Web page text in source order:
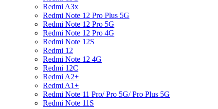
Redmi A3x
Redmi Note 12 Pro Plus 5G
Redmi Note 12 Pro 5G
Redmi Note 12 Pro 4G
Redmi Note 12S
Redmi 12
Redmi Note 12 4G
Redmi 12C
Redmi A2+
Redmi A1+
Redmi Note 11 Pro/ Pro 5G/ Pro Plus 5G
Redmi Note 11S